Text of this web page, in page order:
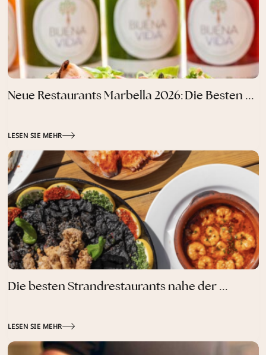
Neue Restaurants Marbella 2026: Die Besten ...
LESEN SIE MEHR
Die besten Strandrestaurants nahe der ...
LESEN SIE MEHR